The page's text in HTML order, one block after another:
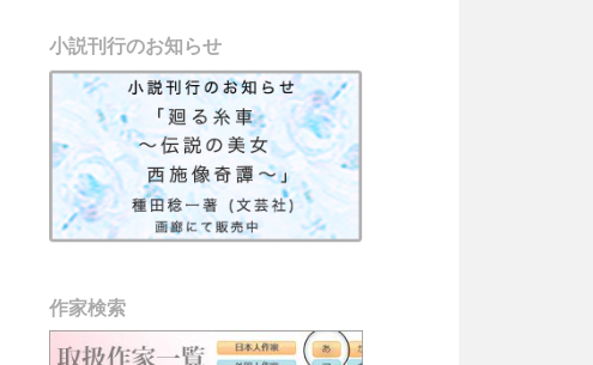
小説刊行のお知らせ
作家検索